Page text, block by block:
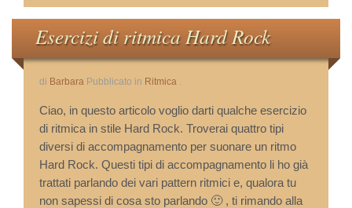
Esercizi di ritmica Hard Rock
di Barbara Pubblicato in Ritmica .
Ciao, in questo articolo voglio darti qualche esercizio
di ritmica in stile Hard Rock. Troverai quattro tipi
diversi di accompagnamento per suonare un ritmo
Hard Rock. Questi tipi di accompagnamento li ho già
trattati parlando dei vari pattern ritmici e, qualora tu
non sapessi di cosa sto parlando 🙂 , ti rimando alla